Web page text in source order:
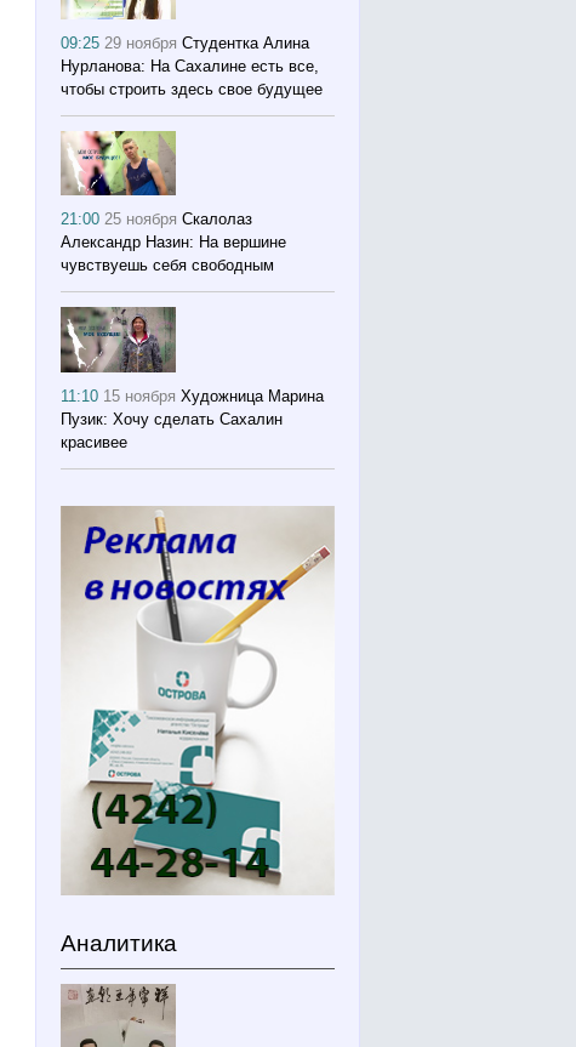
09:2529 ноября Студентка Алина
Нурланова: На Сахалине есть все,
чтобы строить здесь свое будущее
21:0025 ноября Скалолаз
Александр Назин: На вершине
чувствуешь себя свободным
11:10 15 ноября Художница Марина
Пузик: Хочу сделать Сахалин
красивее
Аналитика